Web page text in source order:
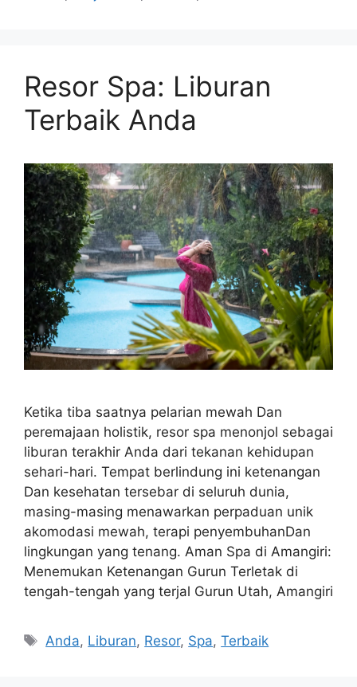
Resor Spa: Liburan
Terbaik Anda
Ketika tiba saatnya pelarian mewah Dan
peremajaan holistik, resor spa menonjol sebagai
liburan terakhir Anda dari tekanan kehidupan
sehari-hari. Tempat berlindung ini ketenangan
Dan kesehatan tersebar di seluruh dunia,
masing-masing menawarkan perpaduan unik
akomodasi mewah, terapi penyembuhanDan
lingkungan yang tenang. Aman Spa di Amangiri:
Menemukan Ketenangan Gurun Terletak di
tengah-tengah yang terjal Gurun Utah, Amangiri
Tags
Anda, Liburan, Resor, Spa,Terbaik